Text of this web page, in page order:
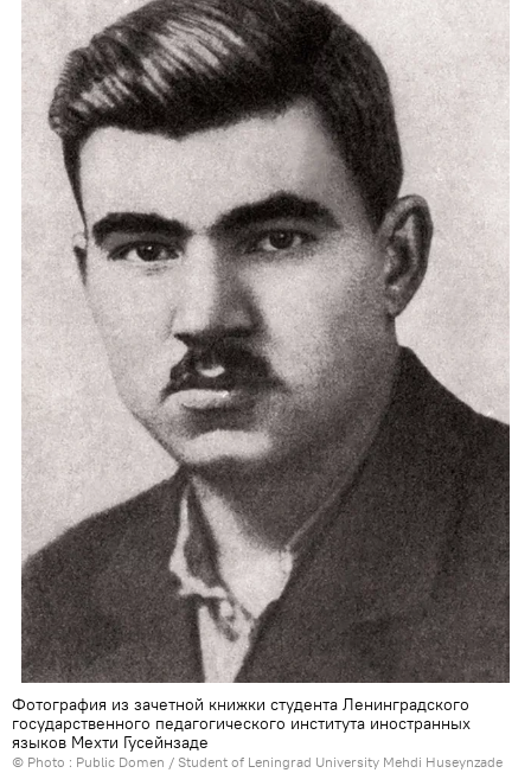
Фотография из зачетной книжки студента Ленинградского
государственного педагогического института иностранных
языков Мехти Гусейнзаде
© Photo : Public Domen / Student of Leningrad University Mehdi Huseynzade